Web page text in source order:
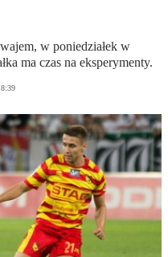
w poniedziałek w
ma czas na eksperymenty.